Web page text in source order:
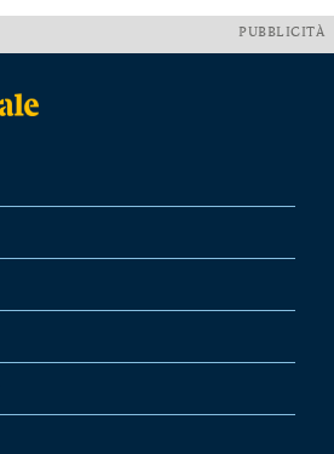
PUBBLICITÀ